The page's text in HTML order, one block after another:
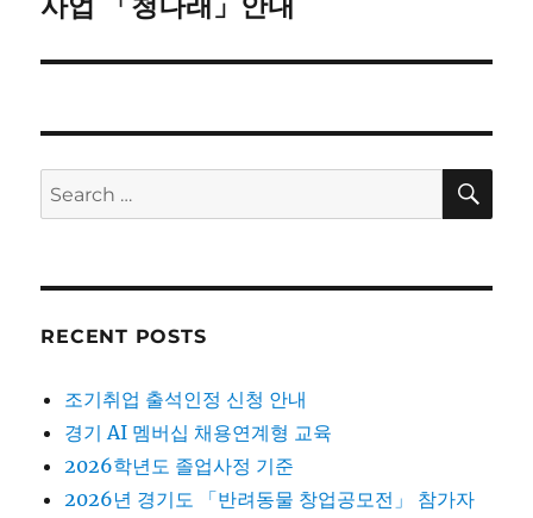
Search
for:
RECENT POSTS
조기취업 출석인정 신청 안내
경기 AI 멤버십 채용연계형 교육
2026학년도 졸업사정 기준
2026년 경기도 「반려동물 창업공모전」 참가자